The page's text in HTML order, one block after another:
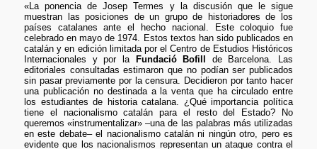
«La ponencia de Josep Termes y la discusión que le sigue
muestran las posiciones de un grupo de historiadores de los
países catalanes ante el hecho nacional. Este coloquio fue
celebrado en mayo de 1974. Estos textos han sido publicados en
catalán y en edición limitada por el Centro de Estudios Históricos
Internacionales y por la
Fundació Bofill
de Barcelona. Las
editoriales consultadas estimaron que no podían ser publicados
sin pasar previamente por la censura. Decidieron por tanto hacer
una publicación no destinada a la venta que ha circulado entre
los estudiantes de historia catalana. ¿Qué importancia política
tiene el nacionalismo catalán para el resto del Estado? No
queremos «instrumentalizar» –una de las palabras más utilizadas
en este debate– el nacionalismo catalán ni ningún otro, pero es
evidente que los nacionalismos representan un ataque contra el